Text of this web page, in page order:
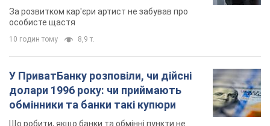
мають
За розвитком кар'єри артист не забував про
особисте щастя
10 годин тому 8,9 т.
У ПриватБанку розповіли, чи дійсні
долари 1996 року: чи приймають
обмінники та банки такі купюри
Що робити, якщо банки та обмінні пункти не